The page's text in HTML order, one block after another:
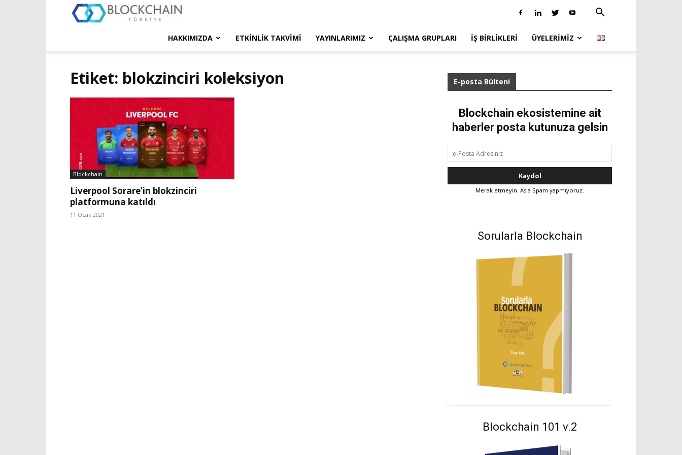
Türkiye
HAKKIMIZDA ETKINLIK TAKVIMI YAYINLARIMIZ ÇALIŞMA GRUPLARI İŞ BIRLIKLERI ÜYELERIMIZ
Etiket: blokzinciri koleksiyon
Blockchain
Liverpool Sorare’in blokzinciri
platformuna katıldı
11 Ocak 2021
E-posta Bülteni
Blockchain ekosistemine ait
haberler posta kutunuza gelsin
Merak etmeyin. Asla Spam yapmıyoruz.
Sorularla Blockchain
Blockchain 101 v.2